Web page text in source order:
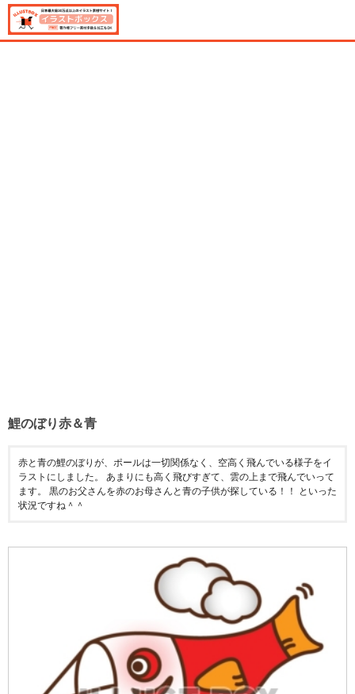
鯉のぼり赤＆青
赤と青の鯉のぼりが、ポールは一切関係なく、空高く飛んでいる様子をイ
ラストにしました。 あまりにも高く飛びすぎて、雲の上まで飛んでいって
ます。 黒のお父さんを赤のお母さんと青の子供が探している！！ といった
状況ですね＾＾